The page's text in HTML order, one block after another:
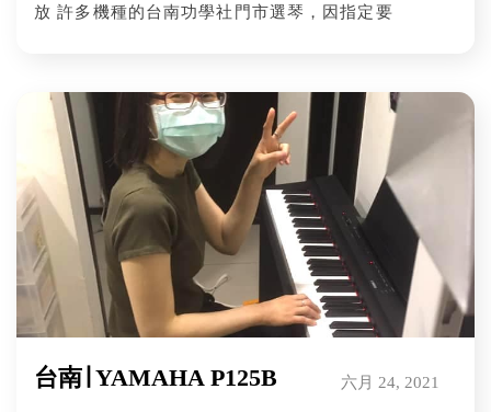
放 許多機種的台南功學社門市選琴，因指定要
給正在學琴的孩子做練習，在這防疫期間，在家學琴
練琴正是時候。
六月 24, 2021
台南∣ YAMAHA P125B